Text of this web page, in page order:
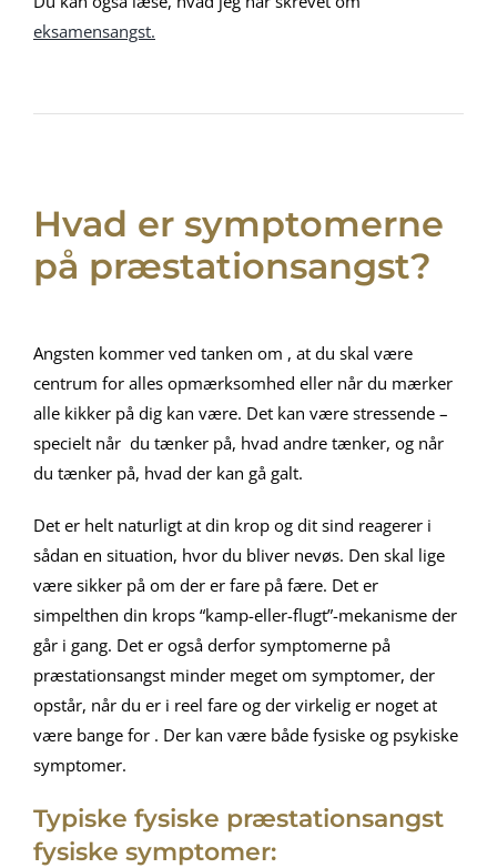
eksamensangst.
Hvad er symptomerne
på præstationsangst?
Angsten kommer ved tanken om , at du skal være
centrum for alles opmærksomhed eller når du mærker
alle kikker på dig kan være. Det kan være stressende –
specielt når du tænker på, hvad andre tænker, og når
du tænker på, hvad der kan gå galt.
Det er helt naturligt at din krop og dit sind reagerer i
sådan en situation, hvor du bliver nevøs. Den skal lige
være sikker på om der er fare på fære. Det er
simpelthen din krops “kamp-eller-flugt”-mekanisme der
går i gang. Det er også derfor symptomerne på
præstationsangst minder meget om symptomer, der
opstår, når du er i reel fare og der virkelig er noget at
være bange for . Der kan være både fysiske og psykiske
symptomer.
Typiske fysiske præstationsangst
fysiske symptomer: